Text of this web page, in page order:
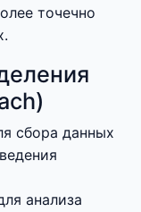
точечно
сбора данных
анализа